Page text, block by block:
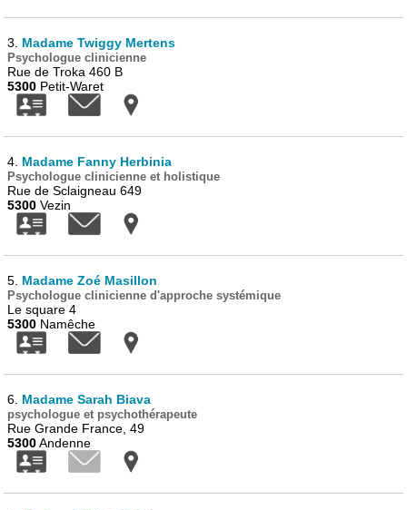
3. Madame Twiggy Mertens
Psychologue clinicienne
Rue de Troka 460 B
5300 Petit-Waret
4. Madame Fanny Herbinia
Psychologue clinicienne et holistique
Rue de Sclaigneau 649
5300 Vezin
5. Madame Zoé Masillon
Psychologue clinicienne d'approche systémique
Le square 4
5300 Namêche
6. Madame Sarah Biava
psychologue et psychothérapeute
Rue Grande France, 49
5300Andenne